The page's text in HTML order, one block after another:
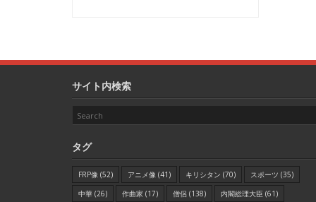
サイト内検索
タグ
FRP像 (52) アニメ像 (41) キリシタン (70) スポーツ (35)
中華 (26) 作曲家 (17) 僧侶 (138) 内閣総理大臣 (61)